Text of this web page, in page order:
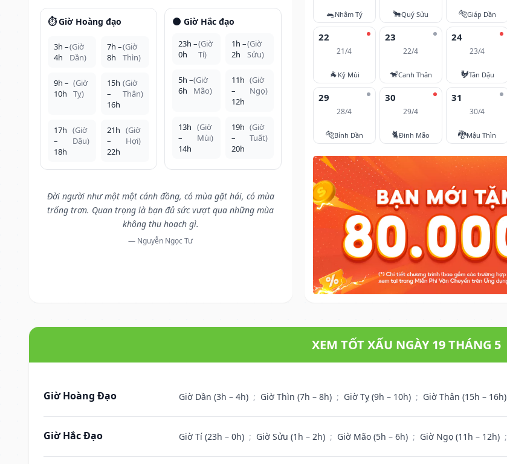
⏱️ Giờ Hoàng đạo
3h –
4h
(Giờ
Dần)
7h –
8h
(Giờ
Thìn)
9h –
10h
(Giờ
Tỵ)
15h
–
16h
(Giờ
Thân)
17h
–
18h
(Giờ
Dậu)
21h
–
22h
(Giờ
Hợi)
🌑 Giờ Hắc đạo
23h –
0h
(Giờ
Tí)
1h –
2h
(Giờ
Sửu)
5h –
6h
(Giờ
Mão)
11h
–
12h
(Giờ
Ngọ)
13h
–
14h
(Giờ
Mùi)
19h
–
20h
(Giờ
Tuất)
Đời người như một một cánh đồng, có mùa gặt hái, có mùa
trống trơn. Quan trọng là bạn đủ sức vượt qua những mùa
không thu hoạch gì.
— Nguyễn Ngọc Tư
🐀Nhâm Tý 🐂Quý Sửu 🐅Giáp Dần
22
21/4
🐐 Kỷ Mùi
23
22/4
🐒Canh Thân
24
23/4
🐓Tân Dậu
29
28/4
🐅Bính Dần
30
29/4
🐈Đinh Mão
31
30/4
🐉Mậu Thìn
XEM TỐT XẤU NGÀY 19 THÁNG 5
Giờ Hoàng Đạo Giờ Dần (3h – 4h) ; Giờ Thìn (7h – 8h) ; Giờ Tỵ (9h – 10h) ; Giờ Thân (15h – 16h)
Giờ Hắc Đạo Giờ Tí (23h – 0h) ; Giờ Sửu (1h – 2h) ; Giờ Mão (5h – 6h) ; Giờ Ngọ (11h – 12h) ;